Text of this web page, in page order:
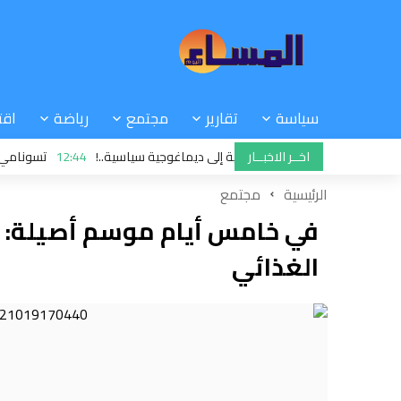
سياسة تقارير مجتمع رياضة
اخــر الاخبــار
تحولت مباراة وهمية إلى ديماغوجية سياسية..! 12:44 تسونامي سبتة:
شخصين للاشتباه في التحريض على اقتحام سبتة
الرئيسية مجتمع
في خامس أيام موسم أصيلة:
الغذائي